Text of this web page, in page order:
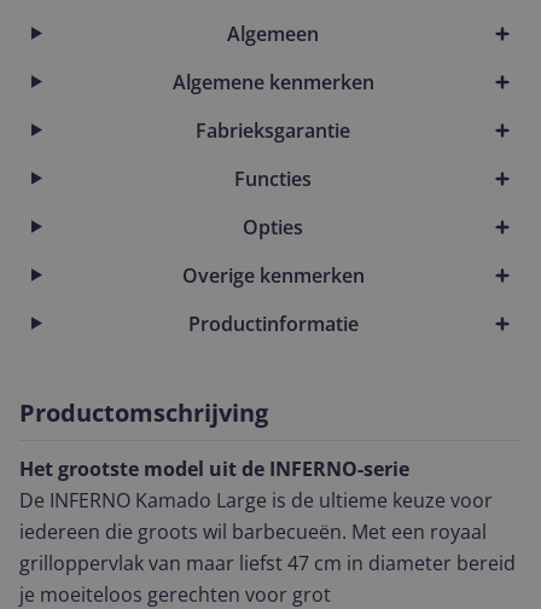
Algemeen
Algemene kenmerken
Fabrieksgarantie
Functies
Opties
Overige kenmerken
Productinformatie
Productomschrijving
Het grootste model uit de INFERNO-serie
De INFERNO Kamado Large is de ultieme keuze voor
iedereen die groots wil barbecueën. Met een royaal
grilloppervlak van maar liefst 47 cm in diameter bereid
je moeiteloos gerechten voor grot